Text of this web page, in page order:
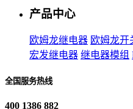
产品中心
欧姆龙继电器 欧姆龙开
宏发继电器 继电器模组
全国服务热线
400 1386 882